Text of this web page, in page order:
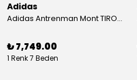
Adidas
Adidas Antrenman Mont TIRO24 WINT JKT IJ7388
₺ 7,749.00
1 Renk 7 Beden